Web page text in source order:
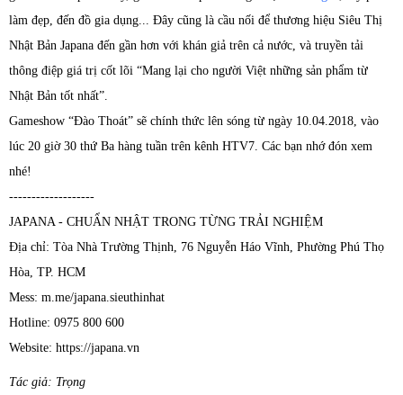
làm đẹp, đến đồ gia dụng... Đây cũng là cầu nối để thương hiệu Siêu Thị
Nhật Bản Japana đến gần hơn với khán giả trên cả nước, và truyền tải
thông điệp giá trị cốt lõi “Mang lại cho người Việt những sản phẩm từ
Nhật Bản tốt nhất”.
Gameshow “Đào Thoát” sẽ chính thức lên sóng từ ngày 10.04.2018, vào
lúc 20 giờ 30 thứ Ba hàng tuần trên kênh HTV7. Các bạn nhớ đón xem
nhé!
-------------------
JAPANA - CHUẨN NHẬT TRONG TỪNG TRẢI NGHIỆM
Địa chỉ: Tòa Nhà Trường Thịnh, 76 Nguyễn Háo Vĩnh, Phường Phú Thọ
Hòa, TP. HCM
Mess: m.me/japana.sieuthinhat
Hotline: 0975 800 600
Website: https://japana.vn
Tác giả: Trọng